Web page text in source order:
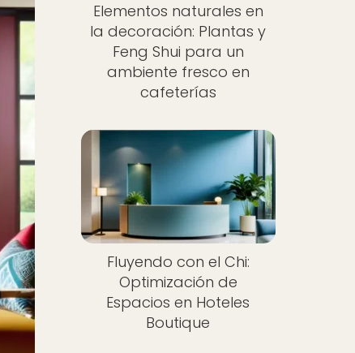
Elementos naturales en
la decoración: Plantas y
Feng Shui para un
ambiente fresco en
cafeterías
Fluyendo con el Chi:
Optimización de
Espacios en Hoteles
Boutique